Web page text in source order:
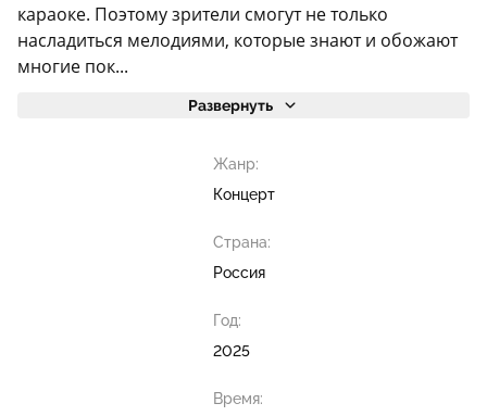
караоке. Поэтому зрители смогут не только
насладиться мелодиями, которые знают и обожают
многие пок...
Развернуть
Жанр:
Концерт
Страна:
Россия
Год:
2025
Время: